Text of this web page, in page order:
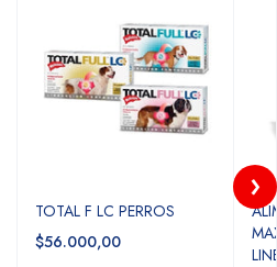
TOTAL F LC PERROS
$56.000,00